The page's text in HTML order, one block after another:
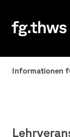
content
Würzburg
Informationen